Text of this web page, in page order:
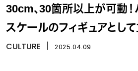
30cm、30箇所以上が可動
スケールのフィギュアとし
CULTURE 2025.04.09